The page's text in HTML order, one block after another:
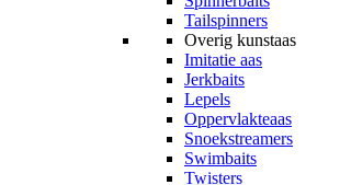
Tailspinners
Overig kunstaas
Imitatie aas
Jerkbaits
Lepels
Oppervlakteaas
Snoekstreamers
Swimbaits
Twisters